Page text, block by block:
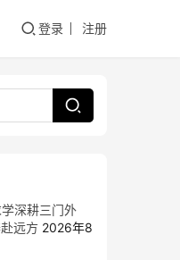
登录 注册
深耕三门外
远方 2026年8